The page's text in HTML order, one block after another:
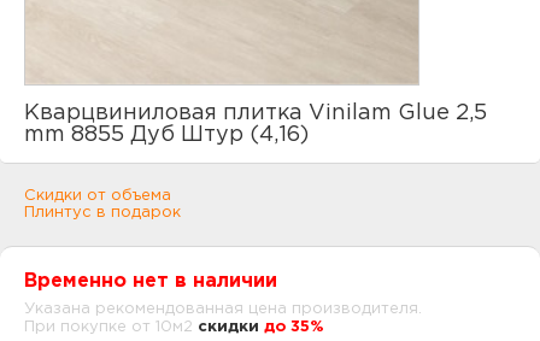
Кварцвиниловая плитка Vinilam Glue 2,5
mm 8855 Дуб Штур (4,16)
Скидки от объема
Плинтус в подарок
Временно нет в наличии
Указана рекомендованная цена производителя.
При покупке от 10м2 cкидки до 35%